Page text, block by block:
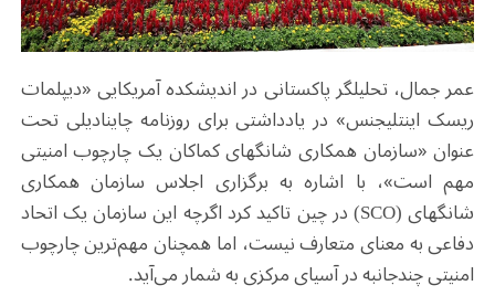
عمر جمال، تحلیلگر پاکستانی در اندیشکده آمریکایی «دیپلمات
ریسک اینتلیجنس» در یادداشتی برای روزنامه چاینادیلی تحت
عنوان «سازمان همکاری شانگهای کماکان یک چارچوب امنیتی
مهم است»، با اشاره به برگزاری اجلاس سازمان همکاری
شانگهای (SCO) در چین تاکید کرد اگرچه این سازمان یک اتحاد
دفاعی به معنای متعارف نیست، اما همچنان مهم‌ترین چارچوب
امنیتی چندجانبه در آسیای مرکزی به شمار می‌آید.